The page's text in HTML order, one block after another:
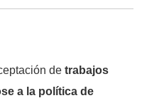
de trabajos
a la política de